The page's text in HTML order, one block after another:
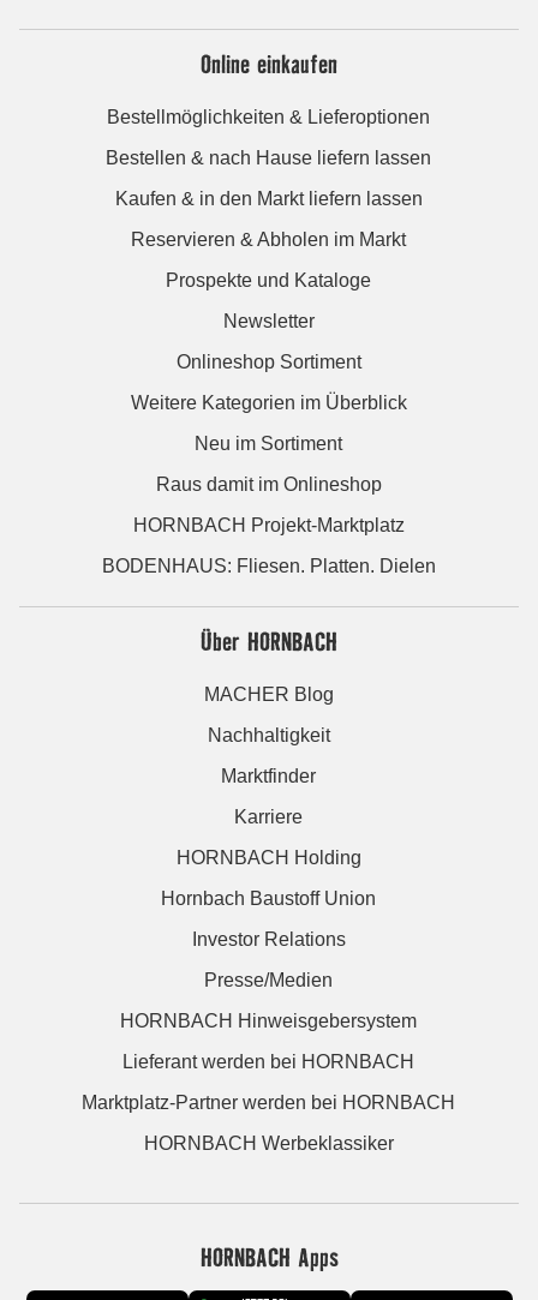
Online einkaufen
Bestellmöglichkeiten & Lieferoptionen
Bestellen & nach Hause liefern lassen
Kaufen & in den Markt liefern lassen
Reservieren & Abholen im Markt
Prospekte und Kataloge
Newsletter
Onlineshop Sortiment
Weitere Kategorien im Überblick
Neu im Sortiment
Raus damit im Onlineshop
HORNBACH Projekt-Marktplatz
BODENHAUS: Fliesen. Platten. Dielen
Über HORNBACH
MACHER Blog
Nachhaltigkeit
Marktfinder
Karriere
HORNBACH Holding
Hornbach Baustoff Union
Investor Relations
Presse/Medien
HORNBACH Hinweisgebersystem
Lieferant werden bei HORNBACH
Marktplatz-Partner werden bei HORNBACH
HORNBACH Werbeklassiker
HORNBACH Apps